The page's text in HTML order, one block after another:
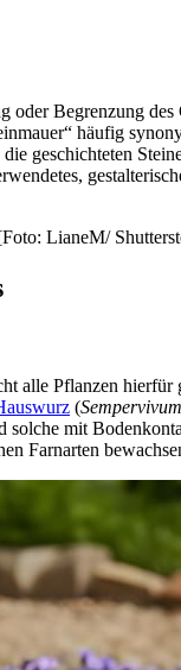
Begrenzung
häufig
geschichteten
LianeM/
alle Pflanzen
(Sempervivum
mit
Farnarten